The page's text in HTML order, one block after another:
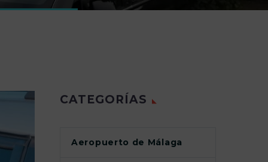
CATEGORÍAS
Aeropuerto de Málaga